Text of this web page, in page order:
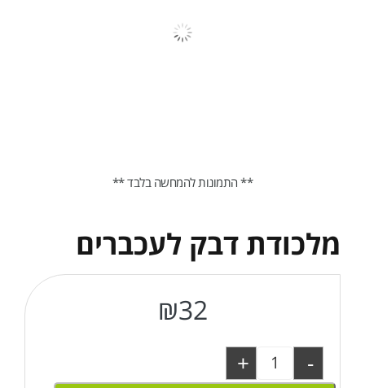
מלכודת דבק לעכברים
₪32
-
+
** התמונות להמחשה בלבד **